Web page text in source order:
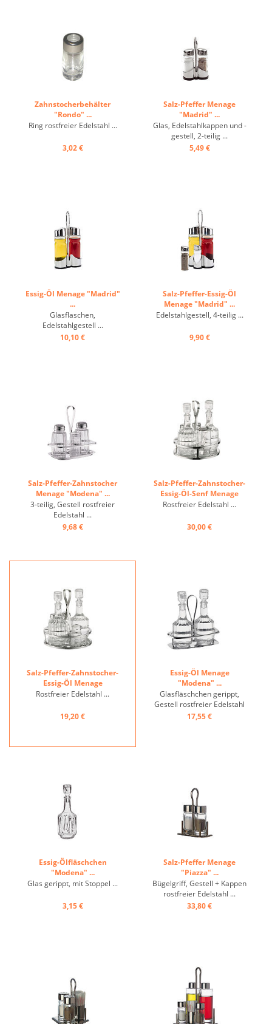
Zahnstocherbehälter
"Rondo" ...
Ring rostfreier Edelstahl ...
3,02 €
Salz-Pfeffer Menage
"Madrid" ...
Glas, Edelstahlkappen und -
gestell, 2-teilig ...
5,49 €
Essig-Öl Menage "Madrid"
...
Glasflaschen,
Edelstahlgestell ...
10,10 €
Salz-Pfeffer-Essig-Öl
Menage "Madrid" ...
Edelstahlgestell, 4-teilig ...
9,90 €
Salz-Pfeffer-Zahnstocher
Menage "Modena" ...
3-teilig, Gestell rostfreier
Edelstahl ...
9,68 €
Salz-Pfeffer-Zahnstocher-
Essig-Öl-Senf Menage
"Modena" ...
Rostfreier Edelstahl ...
30,00 €
Salz-Pfeffer-Zahnstocher-
Essig-Öl Menage
"Modena" ...
Rostfreier Edelstahl ...
19,20 €
Essig-Öl Menage
"Modena" ...
Glasfläschchen gerippt,
Gestell rostfreier Edelstahl
...
17,55 €
Essig-Ölfläschchen
"Modena" ...
Glas gerippt, mit Stoppel ...
3,15 €
Salz-Pfeffer Menage
"Piazza" ...
Bügelgriff, Gestell + Kappen
rostfreier Edelstahl ...
33,80 €